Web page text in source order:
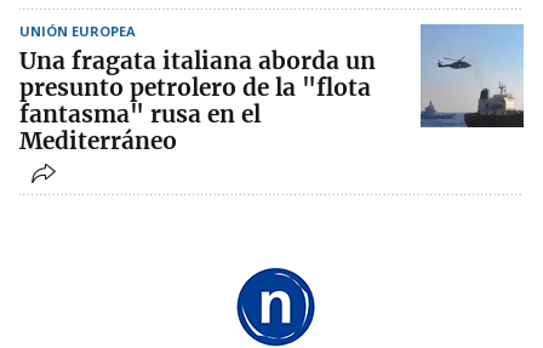
UNIÓN EUROPEA
Una fragata italiana aborda un
presunto petrolero de la "flota
fantasma" rusa en el
Mediterráneo